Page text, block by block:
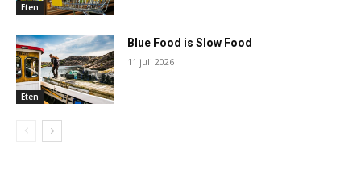
Eten
Eten
Blue Food is Slow Food
11 juli 2026